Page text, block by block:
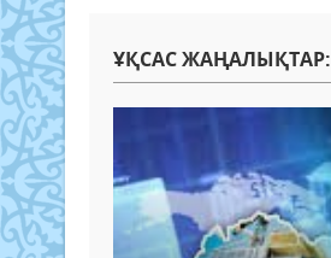
ҰҚСАС ЖАҢАЛЫҚТАР: